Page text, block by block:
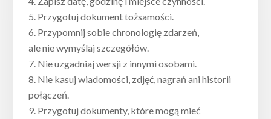
Przygotuj dokument tożsamości.
Przypomnij sobie chronologię zdarzeń,
ale nie wymyślaj szczegółów.
Nie uzgadniaj wersji z innymi osobami.
Nie kasuj wiadomości, zdjęć, nagrań ani historii
połączeń.
Przygotuj dokumenty, które mogą mieć